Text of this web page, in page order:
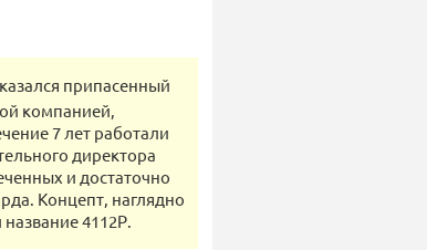
припасенный
компанией,
7 лет работали
директора
и достаточно
Концепт, наглядно
4112Р.